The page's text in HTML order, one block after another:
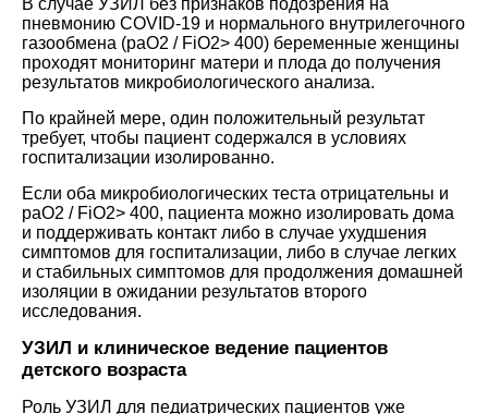
пневмонию COVID-19 и нормального внутрилегочного
газообмена (paO2 / FiO2> 400) беременные женщины
проходят мониторинг матери и плода до получения
результатов микробиологического анализа.
По крайней мере, один положительный результат
требует, чтобы пациент содержался в условиях
госпитализации изолированно.
Если оба микробиологических теста отрицательны и
paO2 / FiO2> 400, пациента можно изолировать дома
и поддерживать контакт либо в случае ухудшения
симптомов для госпитализации, либо в случае легких
и стабильных симптомов для продолжения домашней
изоляции в ожидании результатов второго
исследования.
УЗИЛ и клиническое ведение пациентов
детского возраста
Роль УЗИЛ для педиатрических пациентов уже